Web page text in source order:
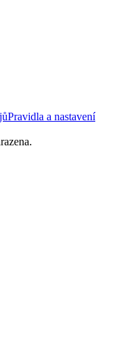
Pravidla a nastavení